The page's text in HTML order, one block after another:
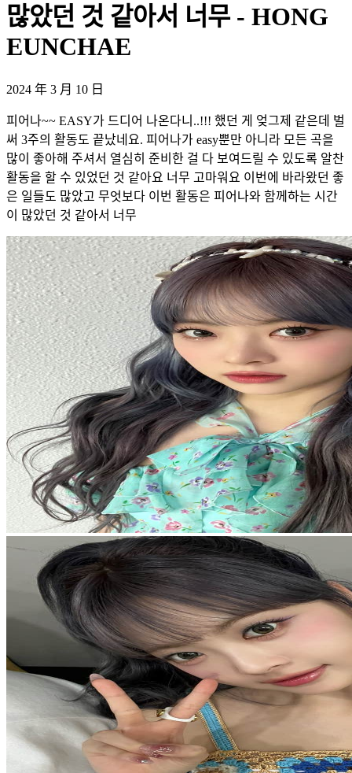
많았던 것 같아서 너무 - HONG
EUNCHAE
2024 年 3 月 10 日
피어나~~ EASY가 드디어 나온다니..!!! 했던 게 엊그제 같은데 벌
써 3주의 활동도 끝났네요. 피어나가 easy뿐만 아니라 모든 곡을
많이 좋아해 주셔서 열심히 준비한 걸 다 보여드릴 수 있도록 알찬
활동을 할 수 있었던 것 같아요 너무 고마워요 이번에 바라왔던 좋
은 일들도 많았고 무엇보다 이번 활동은 피어나와 함께하는 시간
이 많았던 것 같아서 너무